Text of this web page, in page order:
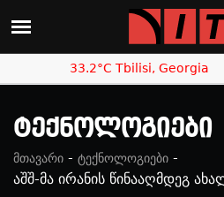
33.2°C Tbilisi, Georgia
Ტექნოლოგიები
მთავარი - ტექნოლოგიები -
აშშ-მა ირანის წინააღმდეგ